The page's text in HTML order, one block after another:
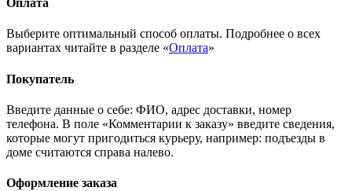
Оплата
Выберите оптимальный способ оплаты. Подробнее о всех
вариантах читайте в разделе «Оплата»
Покупатель
Введите данные о себе: ФИО, адрес доставки, номер
телефона. В поле «Комментарии к заказу» введите сведения,
которые могут пригодиться курьеру, например: подъезды в
доме считаются справа налево.
Оформление заказа